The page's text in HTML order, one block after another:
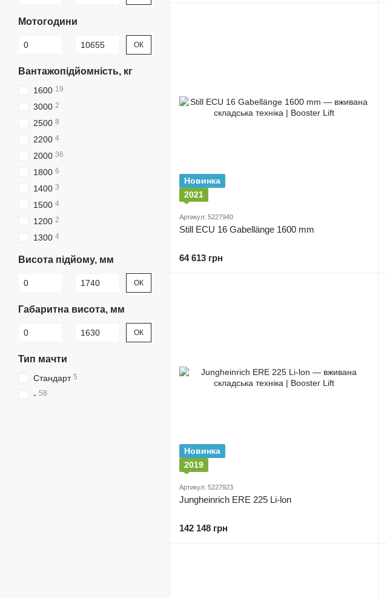
Новинка
2021
Артикул: 5227940
Still ECU 16 Gabellänge 1600 mm
64 613 грн
Новинка
2019
Артикул: 5227923
Jungheinrich ERE 225 Li-lon
142 148 грн
Мотогодини
Від Мотогодини
До Мотогодини ОК
Вантажопідйомність, кг
1600 19
3000 2
2500 8
2200 4
2000 36
1800 6
1400 3
1500 4
1200 2
1300 4
Висота підйому, мм
Від Висота підйому, мм
До Висота підйому, мм ОК
Габаритна висота, мм
Від Габаритна висота, мм
До Габаритна висота, мм ОК
Тип мачти
Cтандарт 5
- 58